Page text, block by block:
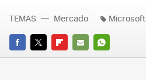
FACEBOOK
TWITTERFLIPBOARD
E-
WHATSAPP
TEMAS Mercado Microsoft